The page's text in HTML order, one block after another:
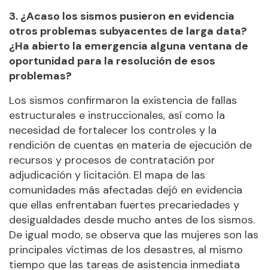
3. ¿Acaso los sismos pusieron en evidencia
otros problemas subyacentes de larga data?
¿Ha abierto la emergencia alguna ventana de
oportunidad para la resolución de esos
problemas?
Los sismos confirmaron la existencia de fallas
estructurales e instruccionales, así como la
necesidad de fortalecer los controles y la
rendición de cuentas en materia de ejecución de
recursos y procesos de contratación por
adjudicación y licitación. El mapa de las
comunidades más afectadas dejó en evidencia
que ellas enfrentaban fuertes precariedades y
desigualdades desde mucho antes de los sismos.
De igual modo, se observa que las mujeres son las
principales víctimas de los desastres, al mismo
tiempo que las tareas de asistencia inmediata